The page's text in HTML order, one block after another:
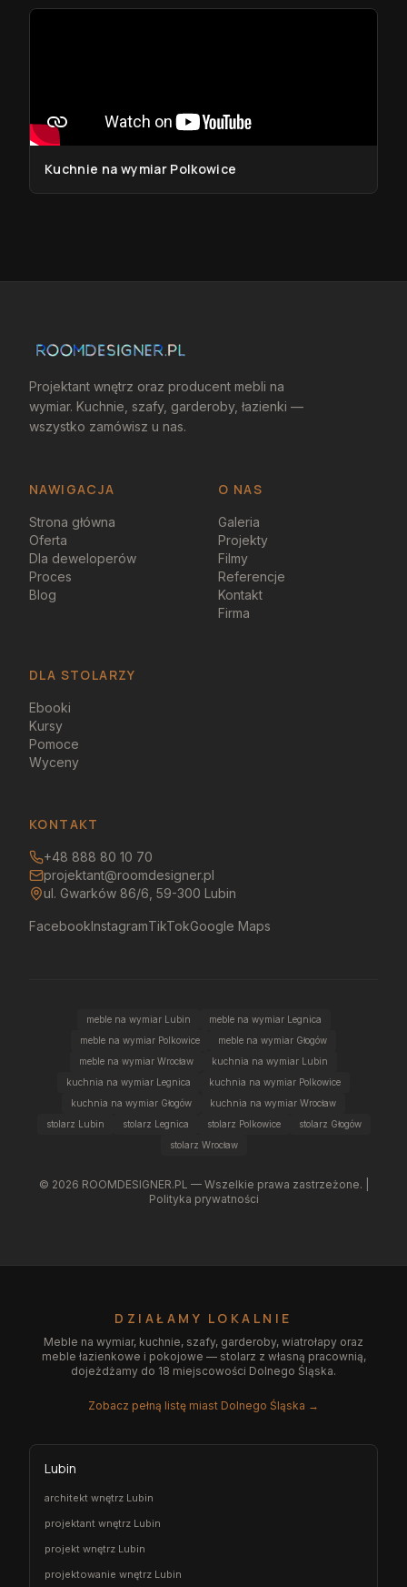
Kuchnie na wymiar Polkowice
Projektant wnętrz oraz producent mebli na
wymiar. Kuchnie, szafy, garderoby, łazienki —
wszystko zamówisz u nas.
NAWIGACJA O NAS
Strona główna
Oferta
Dla deweloperów
Proces
Blog
Galeria
Projekty
Filmy
Referencje
Kontakt
Firma
DLA STOLARZY
Ebooki
Kursy
Pomoce
Wyceny
KONTAKT
+48 888 80 10 70
projektant@roomdesigner.pl
ul. Gwarków 86/6, 59-300 Lubin
FacebookInstagramTikTokGoogle Maps
meble na wymiar Lubin
meble na wymiar Legnica
meble na wymiar Polkowice
meble na wymiar Głogów
meble na wymiar Wrocław
kuchnia na wymiar Lubin
kuchnia na wymiar Legnica
kuchnia na wymiar Polkowice
kuchnia na wymiar Głogów
kuchnia na wymiar Wrocław
stolarz Lubin
stolarz Legnica stolarz Polkowice
stolarz Głogów
stolarz Wrocław
© 2026 ROOMDESIGNER.PL — Wszelkie prawa zastrzeżone. |
Polityka prywatności
DZIAŁAMY LOKALNIE
Meble na wymiar, kuchnie, szafy, garderoby, wiatrołapy oraz
meble łazienkowe i pokojowe — stolarz z własną pracownią,
dojeżdżamy do 18 miejscowości Dolnego Śląska.
Zobacz pełną listę miast Dolnego Śląska →
Lubin
architekt wnętrz Lubin
projektant wnętrz Lubin
projekt wnętrz Lubin
projektowanie wnętrz Lubin